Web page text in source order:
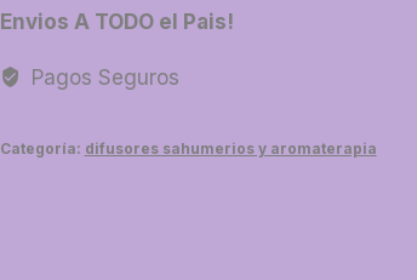
cantidad
Envios A TODO el Pais!
Pagos Seguros
Categoría: difusores sahumerios y aromaterapia